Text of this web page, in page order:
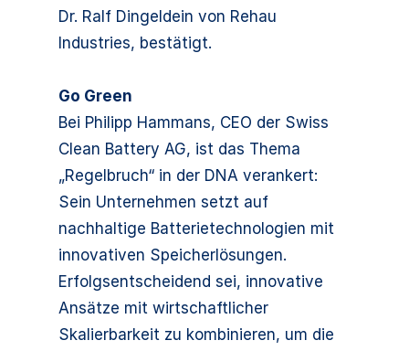
Dr. Ralf Dingeldein von Rehau
Industries, bestätigt.
Go Green
Bei Philipp Hammans, CEO der Swiss
Clean Battery AG, ist das Thema
„Regelbruch“ in der DNA verankert:
Sein Unternehmen setzt auf
nachhaltige Batterietechnologien mit
innovativen Speicherlösungen.
Erfolgsentscheidend sei, innovative
Ansätze mit wirtschaftlicher
Skalierbarkeit zu kombinieren, um die